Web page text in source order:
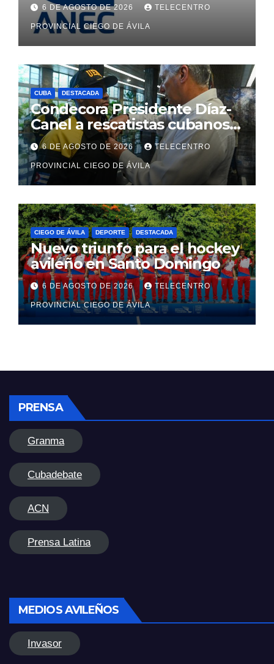
6 DE AGOSTO DE 2026 TELECENTRO
PROVINCIAL CIEGO DE ÁVILA
CUBA DESTACADA
Condecora Presidente Díaz-
Canel a rescatistas cubanos
que ayudaron en Venezuela
6 DE AGOSTO DE 2026 TELECENTRO
PROVINCIAL CIEGO DE ÁVILA
CIEGO DE ÁVILA DEPORTE DESTACADA
Nuevo triunfo para el hockey
avileño en Santo Domingo
6 DE AGOSTO DE 2026 TELECENTRO
PROVINCIAL CIEGO DE ÁVILA
PRENSA
Granma
Cubadebate
ACN
Prensa Latina
MEDIOS AVILEÑOS
Invasor